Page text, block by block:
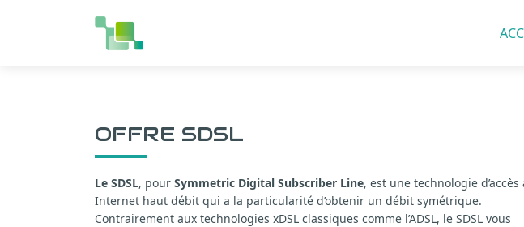
OFFRE SDSL
Le SDSL, pour Symmetric Digital Subscriber Line, est une technologie d’accès
Internet haut débit qui a la particularité d’obtenir un débit symétrique.
Contrairement aux technologies xDSL classiques comme l’ADSL, le SDSL vous